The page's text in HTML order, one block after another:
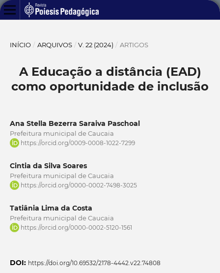
INÍCIO / ARQUIVOS / V. 22 (2024) / ARTIGOS
A Educação a distância (EAD)
como oportunidade de inclusão
Ana Stella Bezerra Saraiva Paschoal
Prefeitura municipal de Caucaia
https://orcid.org/0009-0008-1022-7299
Cintia da Silva Soares
Prefeitura municipal de Caucaia
https://orcid.org/0000-0002-7498-3025
Tatiânia Lima da Costa
Prefeitura municipal de Caucaia
https://orcid.org/0000-0002-5120-1561
DOI: https://doi.org/10.69532/2178-4442.v22.74808